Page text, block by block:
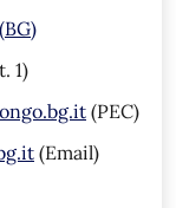
1)
(PEC)
(Email)